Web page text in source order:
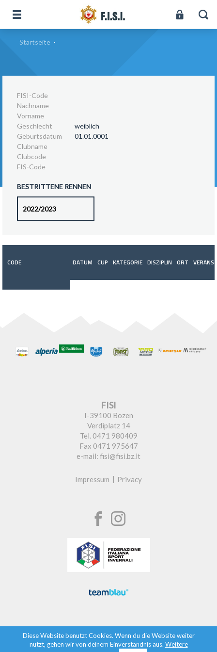
Startseite -
FISI-Code
Nachname
Vorname
Geschlecht
weiblich
Geburtsdatum
01.01.0001
Clubname
Clubcode
FIS-Code
BESTRITTENE RENNEN
CODE DATUM CUP KATEGORIE DISZIPLIN ORT
FISI
I-39100 Bozen
Verdiplatz 14
Tel. 0471 980409
Fax 0471 975647
e-mail: fisi@fisi.bz.it
Impressum Privacy
Diese Website benutzt Cookies. Wenn du die Website weiter
nutzt, gehen wir von deinem Einverständnis aus. Weitere